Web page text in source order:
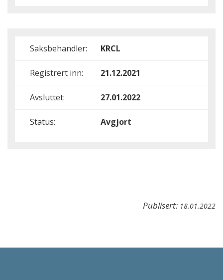
Saksbehandler: KRCL
Registrert inn: 21.12.2021
Avsluttet: 27.01.2022
Status: Avgjort
Publisert: 18.01.2022